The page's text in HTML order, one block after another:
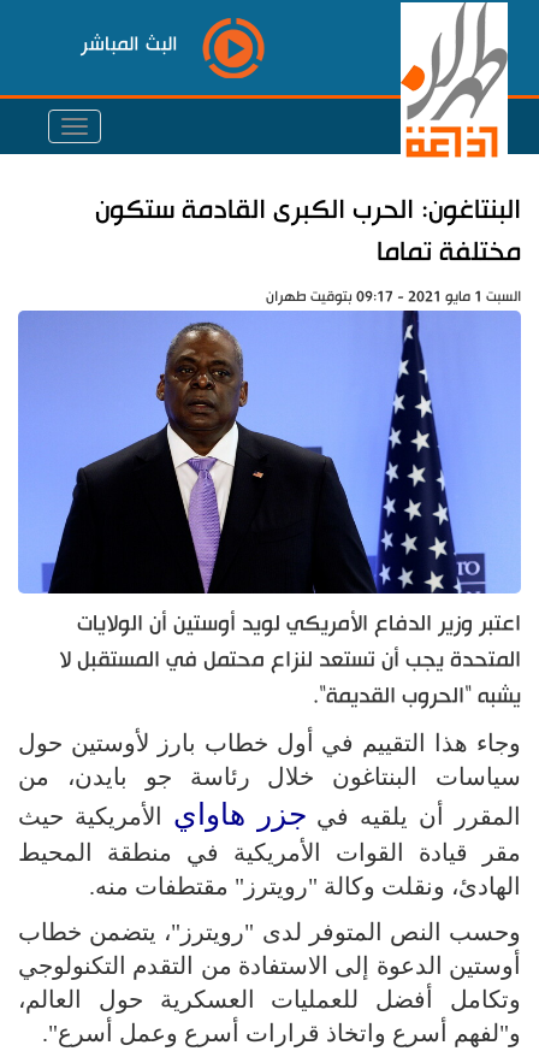
البث المباشر
البنتاغون: الحرب الكبرى القادمة ستكون
مختلفة تماما
السبت 1 مايو 2021 - 09:17 بتوقيت طهران
اعتبر وزير الدفاع الأمريكي لويد أوستين أن الولايات
المتحدة يجب أن تستعد لنزاع محتمل في المستقبل لا
يشبه "الحروب القديمة".
وجاء هذا التقييم في أول خطاب بارز لأوستين حول
سياسات البنتاغون خلال رئاسة جو بايدن، من
المقرر أن يلقيه في جزر هاواي الأمريكية حيث
مقر قيادة القوات الأمريكية في منطقة المحيط
الهادئ، ونقلت وكالة "رويترز" مقتطفات منه.
وحسب النص المتوفر لدى "رويترز"، يتضمن خطاب
أوستين الدعوة إلى الاستفادة من التقدم التكنولوجي
وتكامل أفضل للعمليات العسكرية حول العالم،
و"لفهم أسرع واتخاذ قرارات أسرع وعمل أسرع".